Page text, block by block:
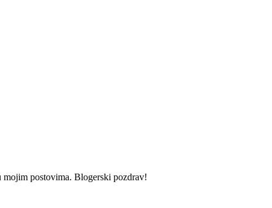
mojim postovima. Blogerski pozdrav!